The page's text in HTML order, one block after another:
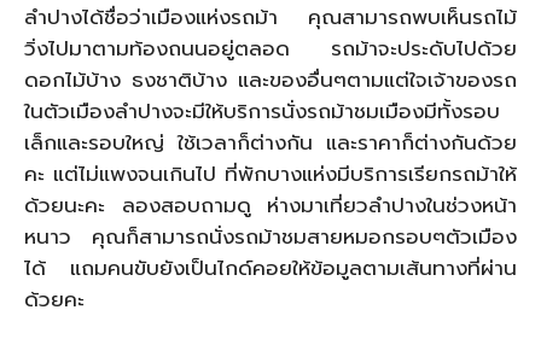
ลำปางได้ชื่อว่าเมืองแห่งรถม้า คุณสามารถพบเห็นรถไม้
วิ่งไปมาตามท้องถนนอยู่ตลอด รถม้าจะประดับไปด้วย
ดอกไม้บ้าง ธงชาติบ้าง และของอื่นๆตามแต่ใจเจ้าของรถ
ในตัวเมืองลำปางจะมีให้บริการนั่งรถม้าชมเมืองมีทั้งรอบ
เล็กและรอบใหญ่ ใช้เวลาก็ต่างกัน และราคาก็ต่างกันด้วย
คะ แต่ไม่แพงจนเกินไป ที่พักบางแห่งมีบริการเรียกรถม้าให้
ด้วยนะคะ ลองสอบถามดู ห่างมาเที่ยวลำปางในช่วงหน้า
หนาว คุณก็สามารถนั่งรถม้าชมสายหมอกรอบๆตัวเมือง
ได้ แถมคนขับยังเป็นไกด์คอยให้ข้อมูลตามเส้นทางที่ผ่าน
ด้วยคะ